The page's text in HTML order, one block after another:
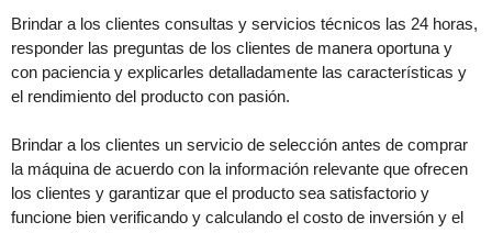
Brindar a los clientes consultas y servicios técnicos las 24 horas,
responder las preguntas de los clientes de manera oportuna y
con paciencia y explicarles detalladamente las características y
el rendimiento del producto con pasión.
Brindar a los clientes un servicio de selección antes de comprar
la máquina de acuerdo con la información relevante que ofrecen
los clientes y garantizar que el producto sea satisfactorio y
funcione bien verificando y calculando el costo de inversión y el